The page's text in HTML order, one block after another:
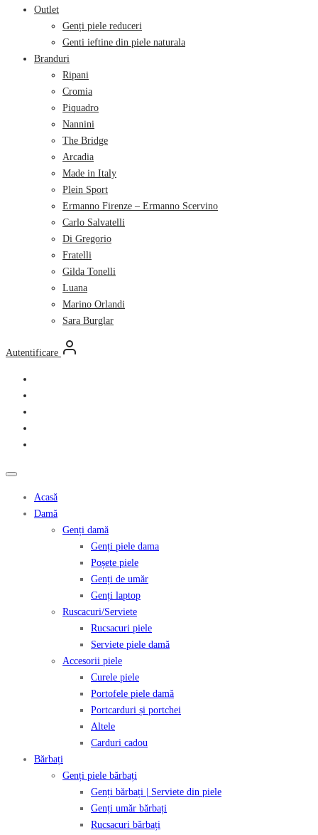
Outlet
Genți piele reduceri
Genti ieftine din piele naturala
Branduri
Ripani
Cromia
Piquadro
Nannini
The Bridge
Arcadia
Made in Italy
Plein Sport
Ermanno Firenze – Ermanno Scervino
Carlo Salvatelli
Di Gregorio
Fratelli
Gilda Tonelli
Luana
Marino Orlandi
Sara Burglar
Autentificare
Acasă
Damă
Genți damă
Genți piele dama
Poșete piele
Genți de umăr
Genți laptop
Ruscacuri/Serviete
Rucsacuri piele
Serviete piele damă
Accesorii piele
Curele piele
Portofele piele damă
Portcarduri și portchei
Altele
Carduri cadou
Bărbați
Genți piele bărbați
Genți bărbați | Serviete din piele
Genți umăr bărbați
Rucsacuri bărbați